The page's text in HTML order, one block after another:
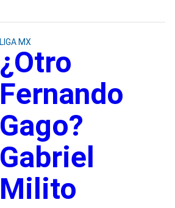
LIGA MX
¿Otro
Fernando
Gago?
Gabriel
Milito